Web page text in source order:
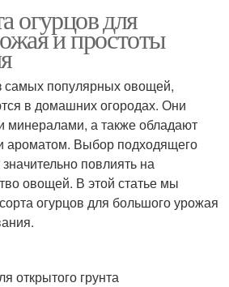
огурцов для
и простоты
самых популярных овощей,
в домашних огородах. Они
минералами, а также обладают
ароматом. Выбор подходящего
повлиять на
овощей. В этой статье мы
огурцов для большого урожая
открытого грунта